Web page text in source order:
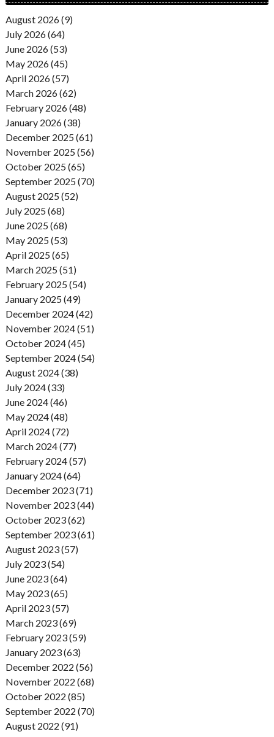
August 2026 (9)
July 2026 (64)
June 2026 (53)
May 2026 (45)
April 2026 (57)
March 2026 (62)
February 2026 (48)
January 2026 (38)
December 2025 (61)
November 2025 (56)
October 2025 (65)
September 2025 (70)
August 2025 (52)
July 2025 (68)
June 2025 (68)
May 2025 (53)
April 2025 (65)
March 2025 (51)
February 2025 (54)
January 2025 (49)
December 2024 (42)
November 2024 (51)
October 2024 (45)
September 2024 (54)
August 2024 (38)
July 2024 (33)
June 2024 (46)
May 2024 (48)
April 2024 (72)
March 2024 (77)
February 2024 (57)
January 2024 (64)
December 2023 (71)
November 2023 (44)
October 2023 (62)
September 2023 (61)
August 2023 (57)
July 2023 (54)
June 2023 (64)
May 2023 (65)
April 2023 (57)
March 2023 (69)
February 2023 (59)
January 2023 (63)
December 2022 (56)
November 2022 (68)
October 2022 (85)
September 2022 (70)
August 2022 (91)